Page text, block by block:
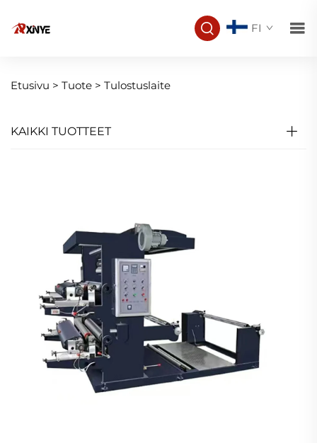
FI
Etusivu > Tuote > Tulostuslaite
KAIKKI TUOTTEET